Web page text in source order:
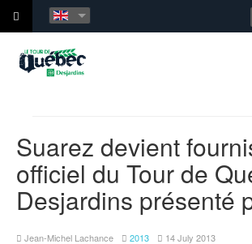
Suarez devient
officiel du Tour de
Desjardins présenté
Jean-Michel Lachance 2013 14 July 2013